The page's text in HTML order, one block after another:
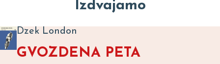
Izdvajamo
Dzek London
GVOZDENA PETA